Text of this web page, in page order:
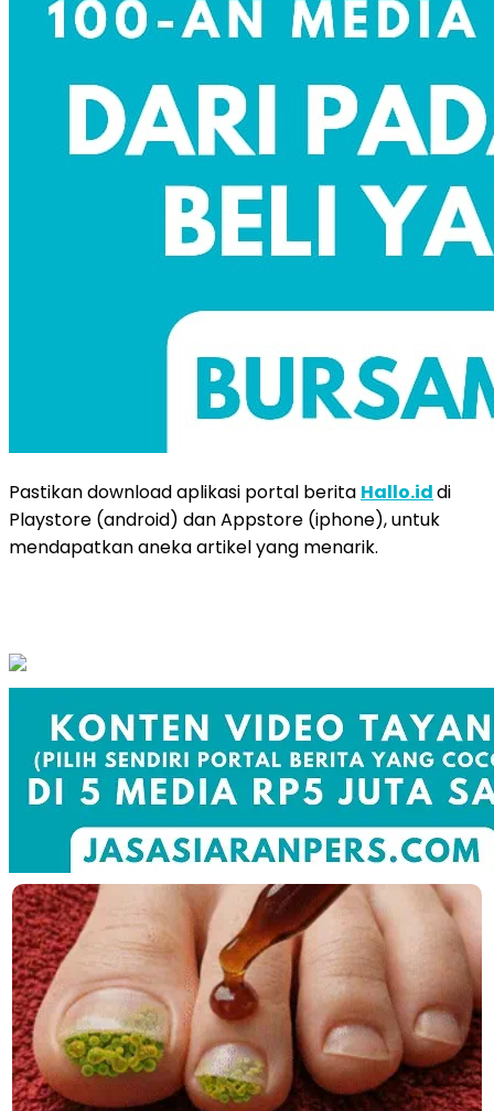
Pastikan download aplikasi portal berita Hallo.iddi
Playstore (android) dan Appstore (iphone), untuk
mendapatkan aneka artikel yang menarik.